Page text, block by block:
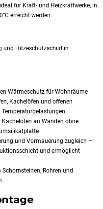
für Kraft- und Heizkraftwerke, in
erreicht werden.
und Hitzeschutzschild in
Wärmeschutz für Wohnräume
Kachelöfen und offenen
an Wänden ohne
und Vormauerung zugleich –
und ermöglicht
Rohren und